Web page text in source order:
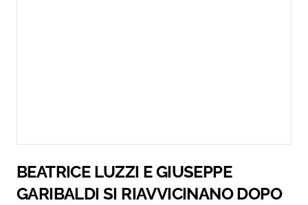
BEATRICE LUZZI E GIUSEPPE
GARIBALDI SI RIAVVICINANO DOPO